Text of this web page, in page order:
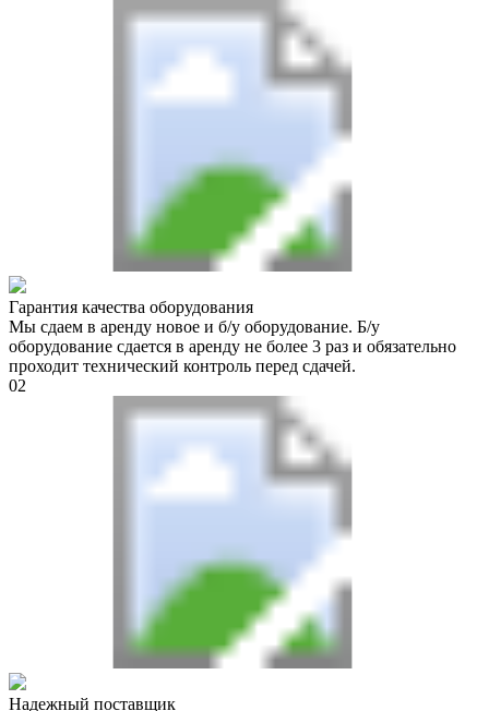
Гарантия качества оборудования
Мы сдаем в аренду новое и б/у оборудование. Б/у
оборудование сдается в аренду не более 3 раз и обязательно
проходит технический контроль перед сдачей.
02
Надежный поставщик